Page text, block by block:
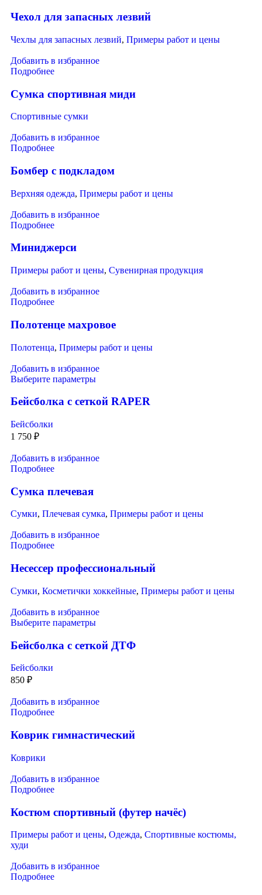
Чехол для запасных лезвий
Чехлы для запасных лезвий, Примеры работ и цены
Добавить в избранное
Подробнее
Сумка спортивная миди
Спортивные сумки
Добавить в избранное
Подробнее
Бомбер с подкладом
Верхняя одежда, Примеры работ и цены
Добавить в избранное
Подробнее
Миниджерси
Примеры работ и цены, Сувенирная продукция
Добавить в избранное
Подробнее
Полотенце махровое
Полотенца, Примеры работ и цены
Добавить в избранное
Выберите параметры
Бейсболка с сеткой RAPER
Бейсболки
1 750 ₽
Добавить в избранное
Подробнее
Сумка плечевая
Сумки, Плечевая сумка, Примеры работ и цены
Добавить в избранное
Подробнее
Несессер профессиональный
Сумки, Косметички хоккейные, Примеры работ и цены
Добавить в избранное
Выберите параметры
Бейсболка с сеткой ДТФ
Бейсболки
850 ₽
Добавить в избранное
Подробнее
Коврик гимнастический
Коврики
Добавить в избранное
Подробнее
Костюм спортивный (футер начёс)
Примеры работ и цены, Одежда, Спортивные костюмы,
худи
Добавить в избранное
Подробнее